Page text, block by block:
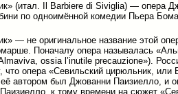
(итал. Il Barbiere di Siviglia) — опера
по одноимённой комедии Пьера
— не оригинальное название этой
Поначалу опера называлась
ossia l’inutile precauzione»).
что опера «Севильский цирюльник, или
автором был Джованни Паизиелло, и
к тому времени на сюжет